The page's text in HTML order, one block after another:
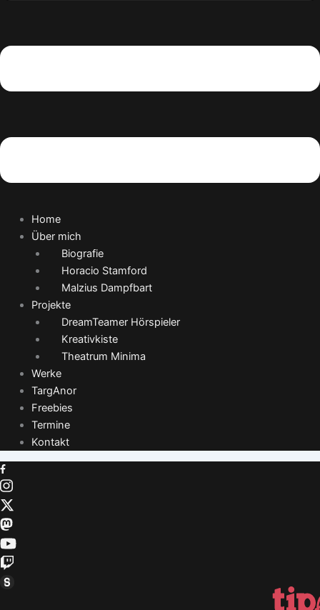
Home
Über mich
Biografie
Horacio Stamford
Malzius Dampfbart
Projekte
DreamTeamer Hörspieler
Kreativkiste
Theatrum Minima
Werke
TargAnor
Freebies
Termine
Kontakt